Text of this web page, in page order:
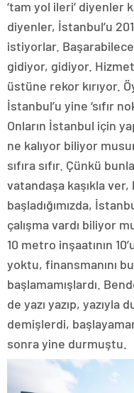
‘tam yol ileri’ diyenler
diyenler, İstanbul’u
istiyorlar.
gidiyor, gidiyor.
üstüne rekor kırıyor.
İstanbul’u yine ‘sıfır
Onların İstanbul için
ne kalıyor biliyor
sıfıra sıfır. Çünkü
vatandaşa kaşıkla
başladığımızda,
çalışma vardı biliyor
10 metro inşaatının
yoktu, finansmanını
başlamamışlardı.
de yazı yazıp, yazıyla
demişlerdi,
sonra yine durmuştu.